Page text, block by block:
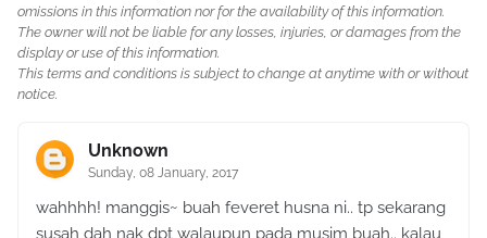
omissions in this information nor for the availability of this information.
The owner will not be liable for any losses, injuries, or damages from the
display or use of this information.
This terms and conditions is subject to change at anytime with or without
notice.
Unknown
Sunday, 08 January, 2017
wahhhh! manggis~ buah feveret husna ni.. tp sekarang
susah dah nak dpt walaupun pada musim buah.. kalau